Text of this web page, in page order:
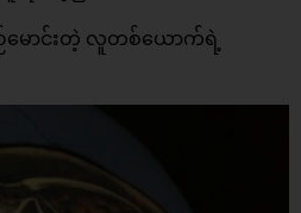
မောင်းတဲ့ လူတစ်ယောက်ရဲ့